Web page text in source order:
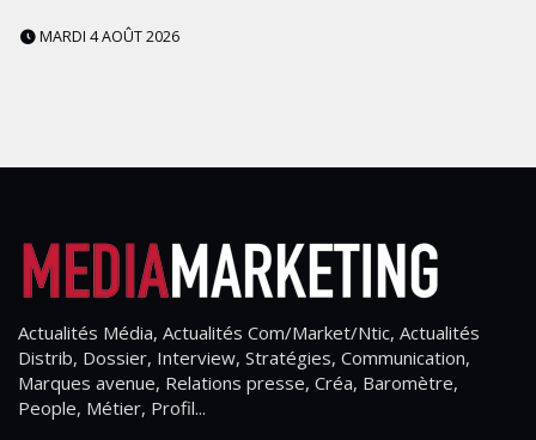
MARDI 4 AOÛT 2026
Actualités Média, Actualités Com/Market/Ntic, Actualités
Distrib, Dossier, Interview, Stratégies, Communication,
Marques avenue, Relations presse, Créa, Baromètre,
People, Métier, Profil...